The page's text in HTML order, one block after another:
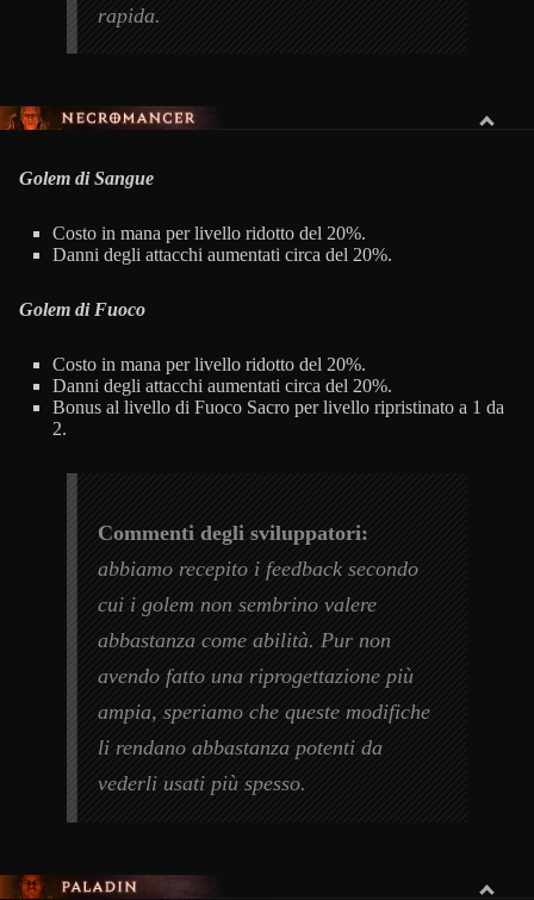
rapida.
NEGROMANTE
Golem di Sangue
Costo in mana per livello ridotto del 20%.
Danni degli attacchi aumentati circa del 20%.
Golem di Fuoco
Costo in mana per livello ridotto del 20%.
Danni degli attacchi aumentati circa del 20%.
Bonus al livello di Fuoco Sacro per livello ripristinato a 1 da
2.
Commenti degli sviluppatori:
abbiamo recepito i feedback secondo
cui i golem non sembrino valere
abbastanza come abilità. Pur non
avendo fatto una riprogettazione più
ampia, speriamo che queste modifiche
li rendano abbastanza potenti da
vederli usati più spesso.
PALADINO